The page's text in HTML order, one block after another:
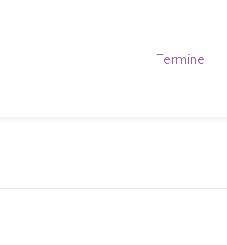
Termine